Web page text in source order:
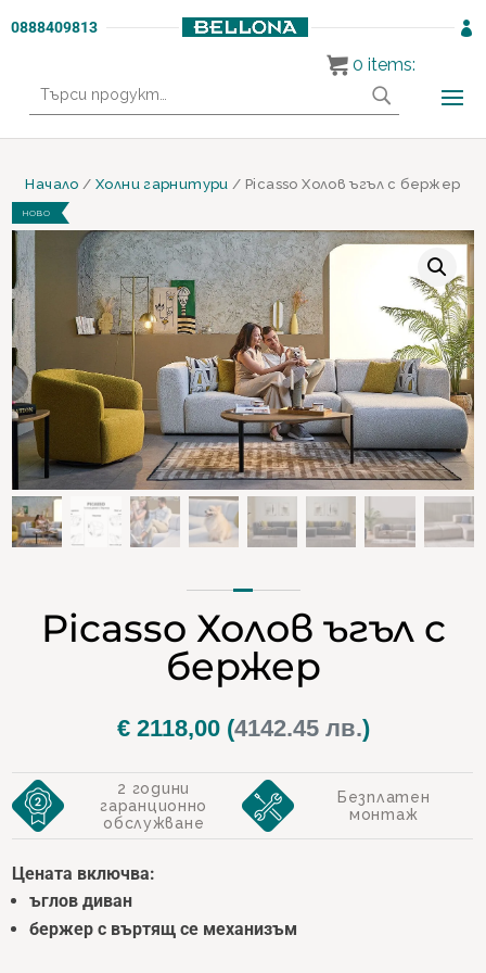
0888409813 
за:
Начало / Холни гарнитури / Picasso Холов ъгъл с бержер
НОВО
Picasso Холов ъгъл с
бержер
€2118,00(4142.45 лв.)
2 години
гаранционно
обслужване
Безплатен
монтаж
Цената включва:
ъглов диван
бержер с въртящ се механизъм
0 items: